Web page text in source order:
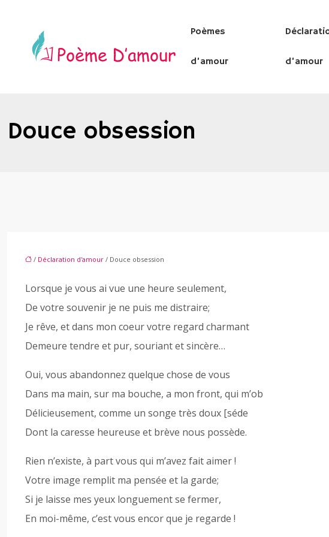
Poèmes
d’amour d’amour
Douce obsession
/ Déclaration d'amour / Douce obsession
Lorsque je vous ai vue une heure seulement,
De votre souvenir je ne puis me distraire;
Je rêve, et dans mon coeur votre regard charmant
Demeure tendre et pur, souriant et sincère…
Oui, vous abandonnez quelque chose de vous
Dans ma main, sur ma bouche, a mon front, qui m’ob
Délicieusement, comme un songe très doux [séde
Dont la caresse heureuse et brève nous possède.
Rien n’existe, à part vous qui m’avez fait aimer !
Votre image remplit ma pensée et la garde;
Si je laisse mes yeux longuement se fermer,
En moi-même, c’est vous encor que je regarde !